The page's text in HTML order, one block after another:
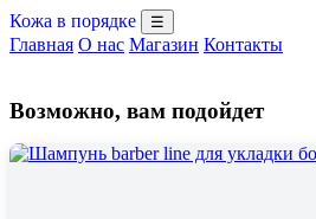
Кожа в порядке ☰
Главная О нас Магазин Контакты
Возможно, вам подойдет